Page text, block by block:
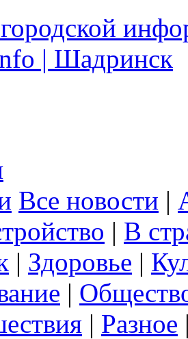
Все новости |
| В
| Здоровье |
|
| Разное